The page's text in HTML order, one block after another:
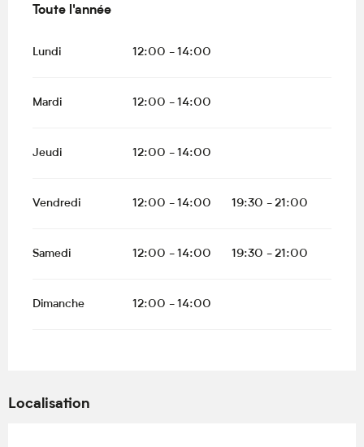
Toute l'année
Toute l'année
Lundi 12:00 - 14:00
Mardi 12:00 - 14:00
Jeudi 12:00 - 14:00
Vendredi 12:00 - 14:00 19:30 - 21:00
Samedi 12:00 - 14:00 19:30 - 21:00
Dimanche 12:00 - 14:00
Localisation